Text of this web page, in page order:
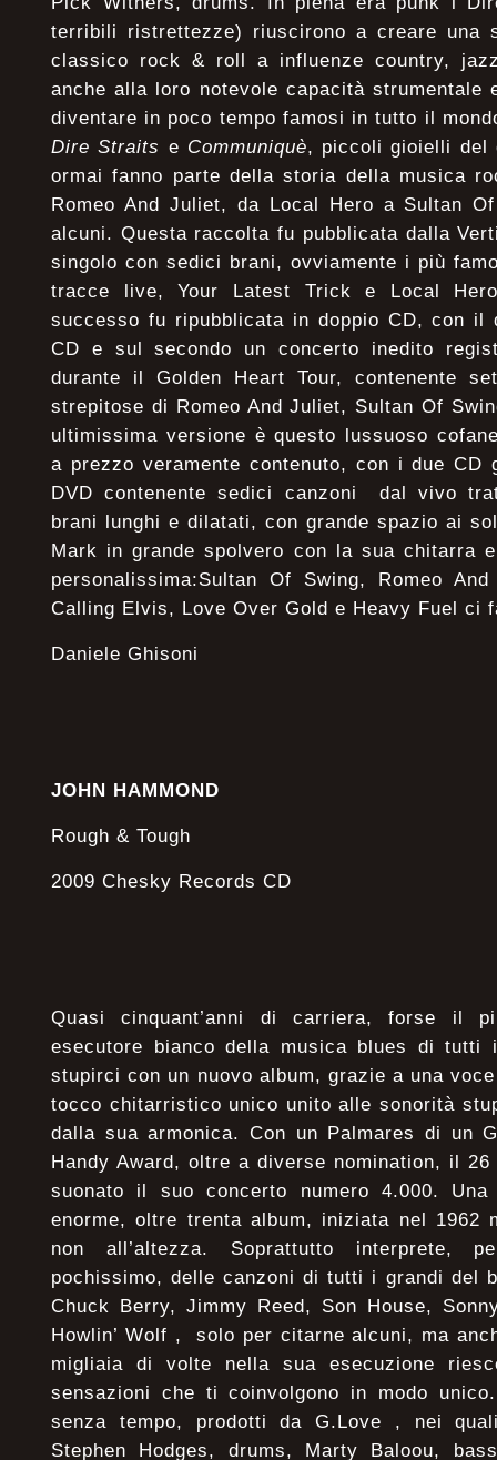
terribili ristrettezze) riuscirono a creare una
classico rock & roll a influenze country,
anche alla loro notevole capacità strumentale
diventare in poco tempo famosi in tutto il
Dire Straits e Communiquè, piccoli gioielli del
ormai fanno parte della storia della musica
Romeo And Juliet, da Local Hero a Sultan
alcuni. Questa raccolta fu pubblicata dalla
singolo con sedici brani, ovviamente i più
tracce live, Your Latest Trick e Local
successo fu ripubblicata in doppio CD, con il
CD e sul secondo un concerto inedito
durante il Golden Heart Tour, contenente
strepitose di Romeo And Juliet, Sultan Of
ultimissima versione è questo lussuoso
a prezzo veramente contenuto, con i due CD
DVD contenente sedici canzoni dal vivo
brani lunghi e dilatati, con grande spazio ai
Mark in grande spolvero con la sua chitarra
personalissima:Sultan Of Swing, Romeo
Calling Elvis, Love Over Gold e Heavy Fuel ci
Daniele Ghisoni
JOHN HAMMOND
Rough & Tough
2009 Chesky Records CD
Quasi cinquant’anni di carriera, forse il
esecutore bianco della musica blues di tutti
stupirci con un nuovo album, grazie a una
tocco chitarristico unico unito alle sonorità
dalla sua armonica. Con un Palmares di un
Handy Award, oltre a diverse nomination, il
suonato il suo concerto numero 4.000. Una
enorme, oltre trenta album, iniziata nel 1962
non all’altezza. Soprattutto interprete,
pochissimo, delle canzoni di tutti i grandi del
Chuck Berry, Jimmy Reed, Son House,
Howlin’ Wolf , solo per citarne alcuni, ma
migliaia di volte nella sua esecuzione
sensazioni che ti coinvolgono in modo
senza tempo, prodotti da G.Love , nei
Stephen Hodges, drums, Marty Baloou,